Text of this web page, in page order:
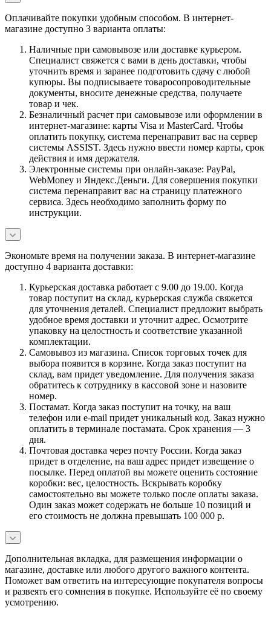
Оплачивайте покупки удобным способом. В интернет-
магазине доступно 3 варианта оплаты:
Наличные при самовывозе или доставке курьером.
Специалист свяжется с вами в день доставки, чтобы
уточнить время и заранее подготовить сдачу с любой
купюры. Вы подписываете товаросопроводительные
документы, вносите денежные средства, получаете
товар и чек.
Безналичный расчет при самовывозе или оформлении в
интернет-магазине: карты Visa и MasterCard. Чтобы
оплатить покупку, система перенаправит вас на сервер
системы ASSIST. Здесь нужно ввести номер карты, срок
действия и имя держателя.
Электронные системы при онлайн-заказе: PayPal,
WebMoney и Яндекс.Деньги. Для совершения покупки
система перенаправит вас на страницу платежного
сервиса. Здесь необходимо заполнить форму по
инструкции.
Экономьте время на получении заказа. В интернет-магазине
доступно 4 варианта доставки:
Курьерская доставка работает с 9.00 до 19.00. Когда
товар поступит на склад, курьерская служба свяжется
для уточнения деталей. Специалист предложит выбрать
удобное время доставки и уточнит адрес. Осмотрите
упаковку на целостность и соответствие указанной
комплектации.
Самовывоз из магазина. Список торговых точек для
выбора появится в корзине. Когда заказ поступит на
склад, вам придет уведомление. Для получения заказа
обратитесь к сотруднику в кассовой зоне и назовите
номер.
Постамат. Когда заказ поступит на точку, на ваш
телефон или e-mail придет уникальный код. Заказ нужно
оплатить в терминале постамата. Срок хранения — 3
дня.
Почтовая доставка через почту России. Когда заказ
придет в отделение, на ваш адрес придет извещение о
посылке. Перед оплатой вы можете оценить состояние
коробки: вес, целостность. Вскрывать коробку
самостоятельно вы можете только после оплаты заказа.
Один заказ может содержать не больше 10 позиций и
его стоимость не должна превышать 100 000 р.
Дополнительная вкладка, для размещения информации о
магазине, доставке или любого другого важного контента.
Поможет вам ответить на интересующие покупателя вопросы
и развеять его сомнения в покупке. Используйте её по своему
усмотрению.